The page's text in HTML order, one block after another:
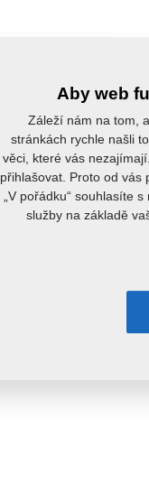
Aby web
Záleží nám na tom,
stránkách rychle našli
věci, které vás
přihlašovat. Proto od vás
„V pořádku“ souhlasíte
služby na základě